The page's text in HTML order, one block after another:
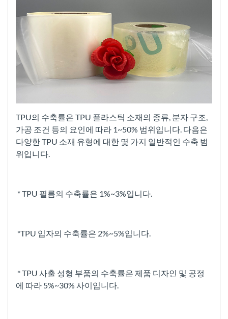
TPU의 수축률은 TPU 플라스틱 소재의 종류, 분자 구조,
가공 조건 등의 요인에 따라 1~50% 범위입니다. 다음은
다양한 TPU 소재 유형에 대한 몇 가지 일반적인 수축 범
위입니다.
* TPU 필름의 수축률은 1%~3%입니다.
*TPU 입자의 수축률은 2%~5%입니다.
* TPU 사출 성형 부품의 수축률은 제품 디자인 및 공정
에 따라 5%~30% 사이입니다.